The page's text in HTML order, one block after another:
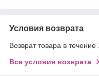
Условия возврата
Возврат товара в
Все условия возврата